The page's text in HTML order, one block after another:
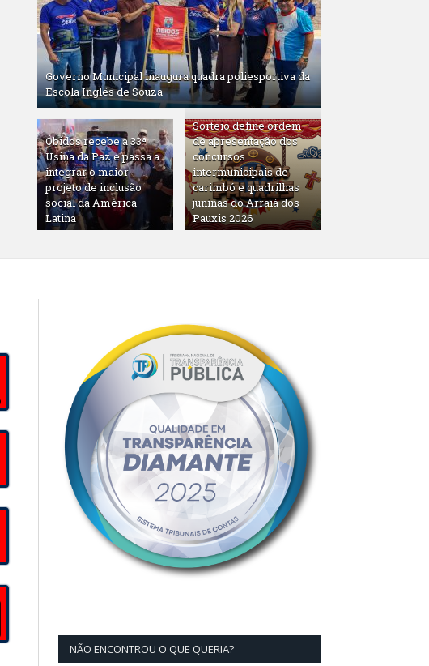
Governo Municipal inaugura quadra poliesportiva da
Escola Inglês de Souza
Óbidos recebe a 33ª
Usina da Paz e passa a
integrar o maior
projeto de inclusão
social da América
Latina
Sorteio define ordem
de apresentação dos
concursos
intermunicipais de
carimbó e quadrilhas
juninas do Arraiá dos
Pauxis 2026
NÃO ENCONTROU O QUE QUERIA?